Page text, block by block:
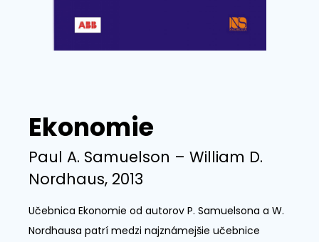
Ekonomie
Paul A. Samuelson – William D.
Nordhaus, 2013
Učebnica Ekonomie od autorov P. Samuelsona a W.
Nordhausa patrí medzi najznámejšie učebnice